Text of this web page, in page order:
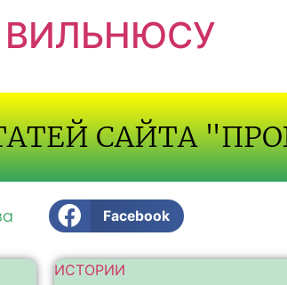
ВИЛЬНЮСУ
САЙТА
Facebook
ИСТОРИИ